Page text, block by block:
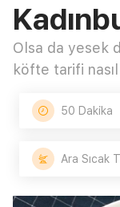
Olsa da yesek
köfte tarifi nasıl
50 Dakika
Ara Sıcak